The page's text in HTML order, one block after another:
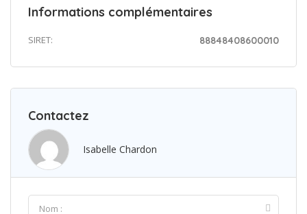
Informations complémentaires
SIRET: 88848408600010
Contactez
Isabelle Chardon